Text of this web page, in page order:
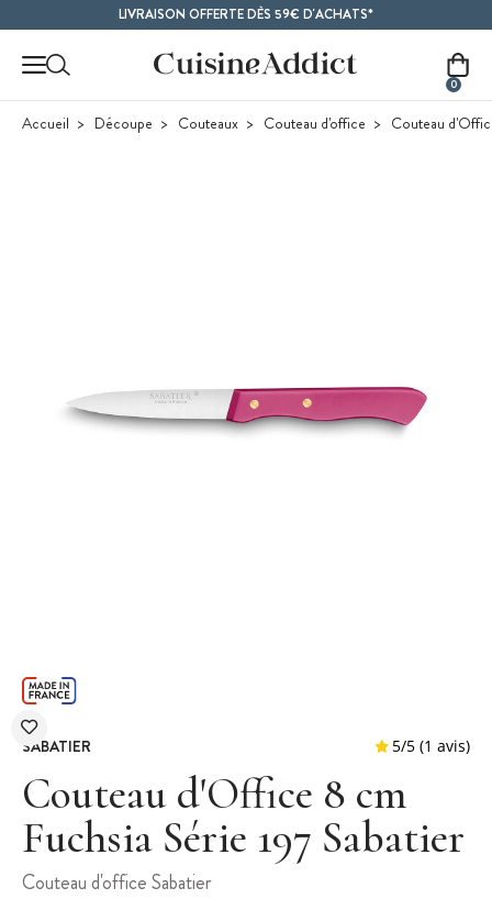
LIVRAISON OFFERTE DÈS 59€ D'ACHATS*
0
Accueil Découpe Couteaux Couteau d'office Couteau
SABATIER
Couteau d'Office 8 cm
Fuchsia Série 197 Sabatier
Couteau d'office Sabatier